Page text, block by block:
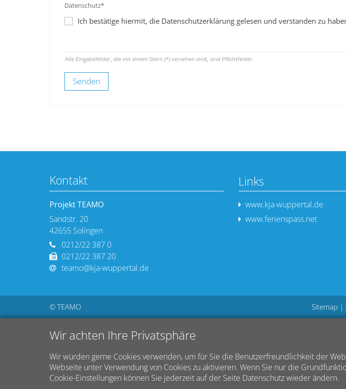
Datenschutz*
Ich bestätige hiermit, die Datenschutzerklärung gelesen und verstanden zu
Alle Eingabefelder, die mit einem Stern (*) versehen sind, sind Pflichtfelder.
Kontakt
Projekt TEAMO
Sandstr. 20
42655 Solingen
0212/22 387 0
0212/22 387 20
teamo@kja-wuppertal.de
Links
www.kja-wuppertal.de
www.ferienspass.net
© TEAMO Sitemap |
Wir achten Ihre Privatsphäre
Wir würden gerne Cookies verwenden, um für Sie die Benutzerfreundlichkeit der
Webseite unter Verwendung von Cookies zu aktivieren. Wenn Sie nur die
Cookie-Einstellungen können Sie jederzeit auf der Seite Datenschutz wieder ändern.